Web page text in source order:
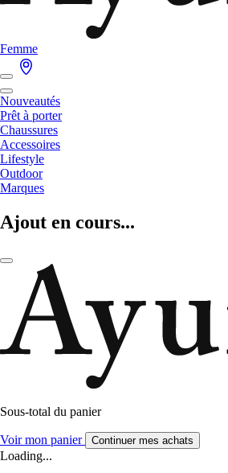
Femme
Nouveautés
Prêt à porter
Chaussures
Accessoires
Lifestyle
Outdoor
Marques
Ajout en cours...
Sous-total du panier
Voir mon panier Continuer mes achats
Loading...